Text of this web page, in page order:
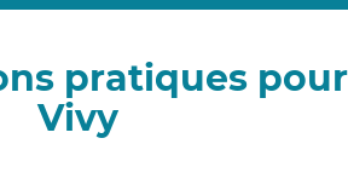
pratiques pour
Vivy